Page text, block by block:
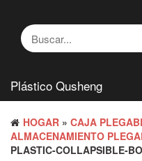
contenido
Plástico Qusheng
HOGAR » CAJA
ALMACENAMIENTO
PLASTIC-COLLAPSIBLE-